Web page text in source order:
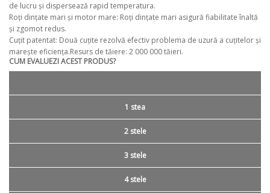
de lucru și dispersează rapid temperatura.
Roți dințate mari și motor mare: Roți dințate mari asigură fiabilitate înaltă
și zgomot redus.
Cuțit patentat: Două cuțite rezolvă efectiv problema de uzură a cuțitelor și
marește eficiența.Resurs de tăiere: 2 000 000 tăieri.
CUM EVALUEZI ACEST PRODUS?
1 stea
2 stele
3 stele
4 stele